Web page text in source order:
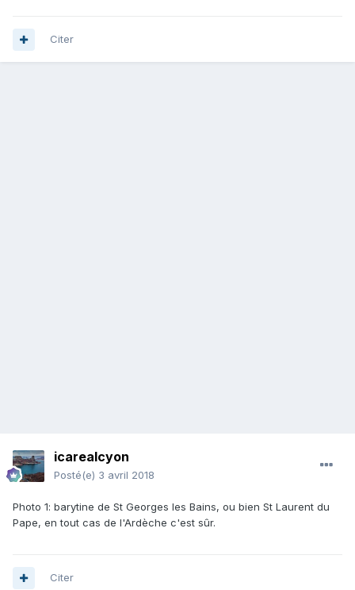
Citer
icarealcyon
Posté(e) 3 avril 2018
Photo 1: barytine de St Georges les Bains, ou bien St Laurent du
Pape, en tout cas de l'Ardèche c'est sûr.
Citer